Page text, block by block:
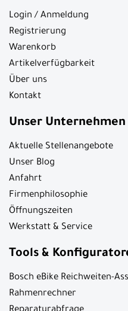
Login / Anmeldung
Registrierung
Warenkorb
Artikelverfügbarkeit
Über uns
Kontakt
Unser Unternehmen
Aktuelle Stellenangebote
Unser Blog
Anfahrt
Firmenphilosophie
Öffnungszeiten
Werkstatt & Service
Tools &
Bosch eBike Reichweiten-
Rahmenrechner